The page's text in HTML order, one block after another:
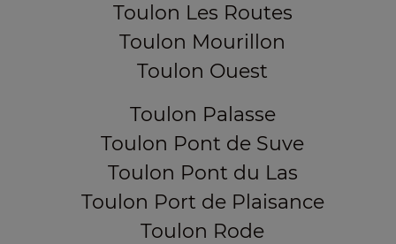
Toulon Les Routes
Toulon Mourillon
Toulon Ouest
Toulon Palasse
Toulon Pont de Suve
Toulon Pont du Las
Toulon Port de Plaisance
Toulon Rode